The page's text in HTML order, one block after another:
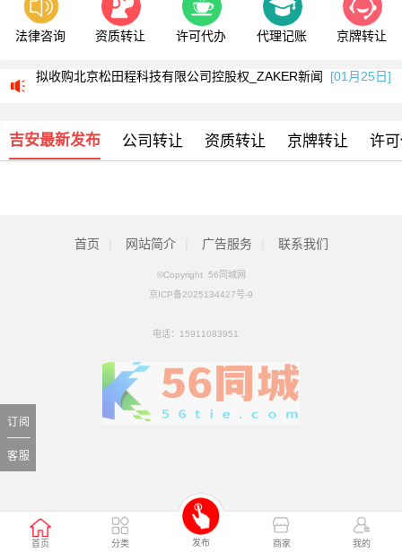
首页 分类 发布 商家 我的
法律咨询 资质转让 许可代办 代理记账 京牌转让
拟收购北京松田程科技有限公司控股权_ZAKER新闻 [01月25日]
浙江伟星新型建材股份有限公司关于收购北京松田程科技有限公司控股权的公告
吉安最新发布 公司转让 资质转让 京牌转让 许
订阅
客服
首页 网站简介 广告服务 联系我们
©Copyright 56同城网
京ICP备2025134427号-9
电话： 15911083951